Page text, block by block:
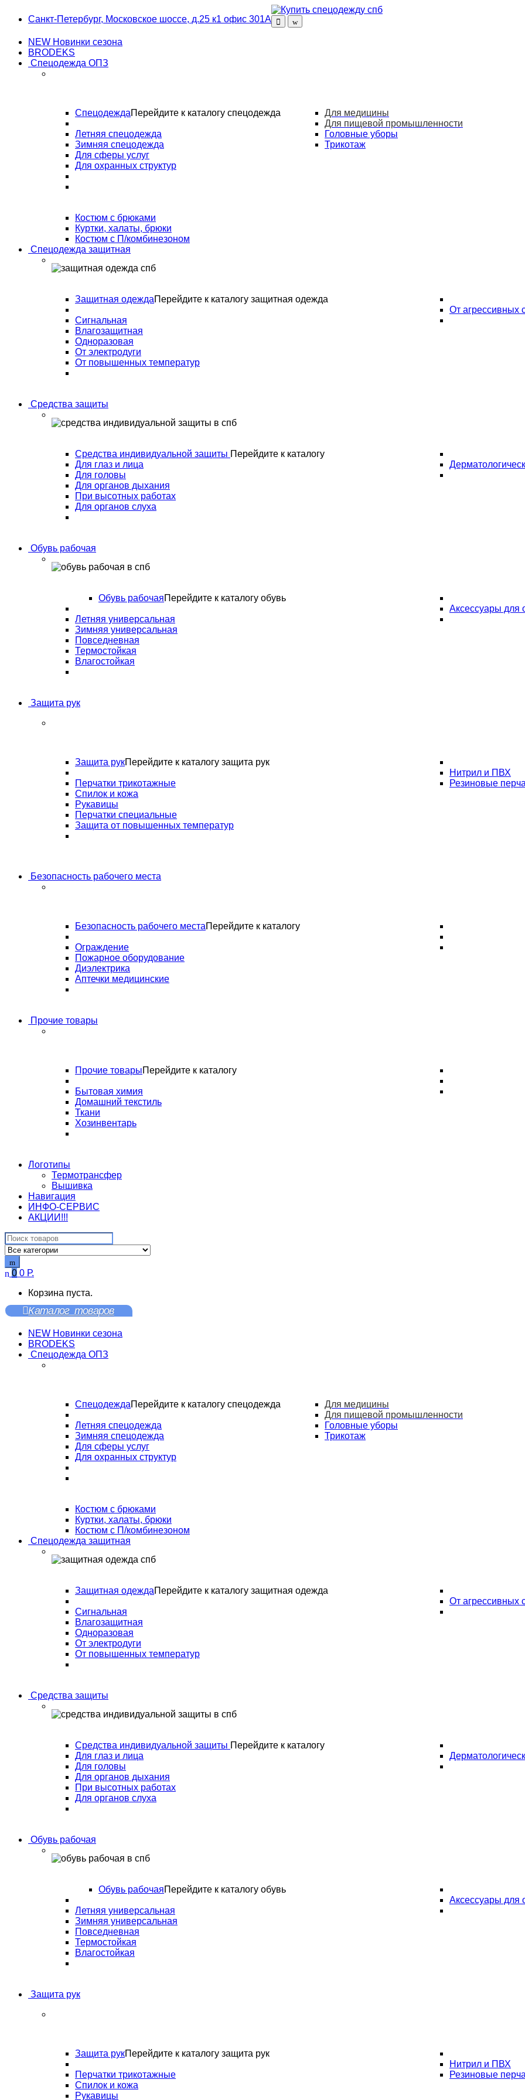
Санкт-Петербург, Московское шоссе, д.25 к1 офис 301А
NEW Новинки сезона
BRODEKS
Спецодежда ОПЗ
СпецодеждаПерейдите к каталогу спецодежда
Летняя спецодежда
Зимняя спецодежда
Для сферы услуг
Для охранных структур
Для медицины
Для пищевой промышленности
Головные уборы
Трикотаж
Костюм с брюками
Куртки, халаты, брюки
Костюм с П/комбинезоном
Спецодежда защитная
Защитная одеждаПерейдите к каталогу защитная одежда
Сигнальная
Влагозащитная
Одноразовая
От электродуги
От повышенных температур
От агрессивных
Средства защиты
Средства индивидуальной защиты Перейдите к каталогу
Для глаз и лица
Для головы
Для органов дыхания
При высотных работах
Для органов слуха
Обувь рабочая
Обувь рабочаяПерейдите к каталогу обувь
Летняя универсальная
Зимняя универсальная
Повседневная
Термостойкая
Влагостойкая
Аксессуары для
Защита рук
Защита рукПерейдите к каталогу защита рук
Перчатки трикотажные
Спилок и кожа
Рукавицы
Перчатки специальные
Защита от повышенных температур
Нитрил и ПВХ
Резиновые
Безопасность рабочего места
Безопасность рабочего местаПерейдите к каталогу
Ограждение
Пожарное оборудование
Диэлектрика
Аптечки медицинские
Прочие товары
Прочие товарыПерейдите к каталогу
Бытовая химия
Домашний текстиль
Ткани
Хозинвентарь
Логотипы
Термотрансфер
Вышивка
Навигация
ИНФО-СЕРВИС
АКЦИИ!!!
Search
for:
0 0 Р.
Корзина пуста.
Каталог товаров
NEW Новинки сезона
BRODEKS
Спецодежда ОПЗ
СпецодеждаПерейдите к каталогу спецодежда
Летняя спецодежда
Зимняя спецодежда
Для сферы услуг
Для охранных структур
Для медицины
Для пищевой промышленности
Головные уборы
Трикотаж
Костюм с брюками
Куртки, халаты, брюки
Костюм с П/комбинезоном
Спецодежда защитная
Защитная одеждаПерейдите к каталогу защитная одежда
Сигнальная
Влагозащитная
Одноразовая
От электродуги
От повышенных температур
От агрессивных
Средства защиты
Средства индивидуальной защиты Перейдите к каталогу
Для глаз и лица
Для головы
Для органов дыхания
При высотных работах
Для органов слуха
Обувь рабочая
Обувь рабочаяПерейдите к каталогу обувь
Летняя универсальная
Зимняя универсальная
Повседневная
Термостойкая
Влагостойкая
Аксессуары для
Защита рук
Защита рукПерейдите к каталогу защита рук
Перчатки трикотажные
Спилок и кожа
Рукавицы
Нитрил и ПВХ
Резиновые